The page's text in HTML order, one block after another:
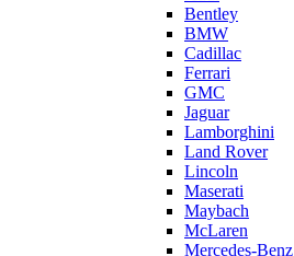
Bentley
BMW
Cadillac
Ferrari
GMC
Jaguar
Lamborghini
Land Rover
Lincoln
Maserati
Maybach
McLaren
Mercedes-Benz